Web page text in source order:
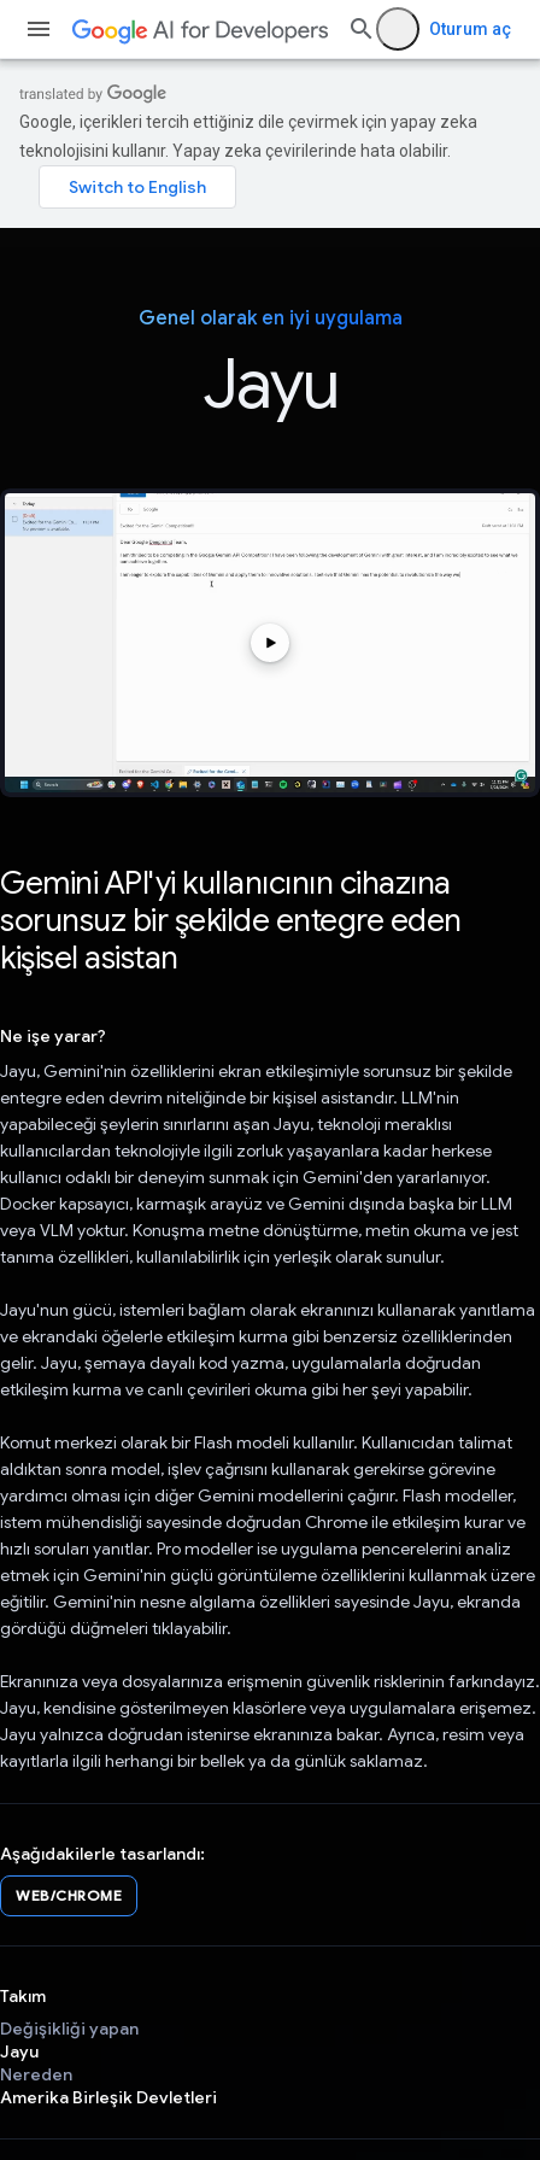
Oturum aç
Google, içerikleri tercih ettiğiniz dile çevirmek için yapay zeka
teknolojisini kullanır. Yapay zeka çevirilerinde hata olabilir.
Genel olarak en iyi uygulama
Jayu
Gemini API'yi kullanıcının cihazına
sorunsuz bir şekilde entegre eden
kişisel asistan
Ne işe yarar?
Jayu, Gemini'nin özelliklerini ekran etkileşimiyle sorunsuz bir şekilde
entegre eden devrim niteliğinde bir kişisel asistandır. LLM'nin
yapabileceği şeylerin sınırlarını aşan Jayu, teknoloji meraklısı
kullanıcılardan teknolojiyle ilgili zorluk yaşayanlara kadar herkese
kullanıcı odaklı bir deneyim sunmak için Gemini'den yararlanıyor.
Docker kapsayıcı, karmaşık arayüz ve Gemini dışında başka bir LLM
veya VLM yoktur. Konuşma metne dönüştürme, metin okuma ve jest
tanıma özellikleri, kullanılabilirlik için yerleşik olarak sunulur.
Jayu'nun gücü, istemleri bağlam olarak ekranınızı kullanarak yanıtlama
ve ekrandaki öğelerle etkileşim kurma gibi benzersiz özelliklerinden
gelir. Jayu, şemaya dayalı kod yazma, uygulamalarla doğrudan
etkileşim kurma ve canlı çevirileri okuma gibi her şeyi yapabilir.
Komut merkezi olarak bir Flash modeli kullanılır. Kullanıcıdan talimat
aldıktan sonra model, işlev çağrısını kullanarak gerekirse görevine
yardımcı olması için diğer Gemini modellerini çağırır. Flash modeller,
istem mühendisliği sayesinde doğrudan Chrome ile etkileşim kurar ve
hızlı soruları yanıtlar. Pro modeller ise uygulama pencerelerini analiz
etmek için Gemini'nin güçlü görüntüleme özelliklerini kullanmak üzere
eğitilir. Gemini'nin nesne algılama özellikleri sayesinde Jayu, ekranda
gördüğü düğmeleri tıklayabilir.
Ekranınıza veya dosyalarınıza erişmenin güvenlik risklerinin farkındayız.
Jayu, kendisine gösterilmeyen klasörlere veya uygulamalara erişemez.
Jayu yalnızca doğrudan istenirse ekranınıza bakar. Ayrıca, resim veya
kayıtlarla ilgili herhangi bir bellek ya da günlük saklamaz.
Aşağıdakilerle tasarlandı:
WEB/CHROME
Takım
Değişikliği yapan
Jayu
Nereden
Amerika Birleşik Devletleri